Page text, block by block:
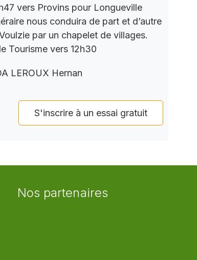
vers Provins pour Longueville
nous conduira de part et d’autre
par un chapelet de villages.
Tourisme vers 12h30
LEROUX Hernan
S'inscrire à un essai gratuit
Nos partenaires